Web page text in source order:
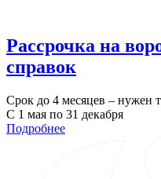
Рассрочка на
справок
Срок до 4 месяцев – нужен
С 1 мая по 31 декабря
Подробнее